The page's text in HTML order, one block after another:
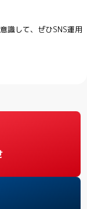
識して、ぜひSNS運用